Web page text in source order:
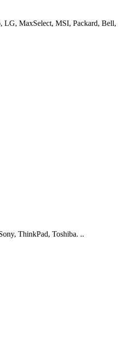
LG, MaxSelect, MSI, Packard, Bell,
ThinkPad, Toshiba. ..